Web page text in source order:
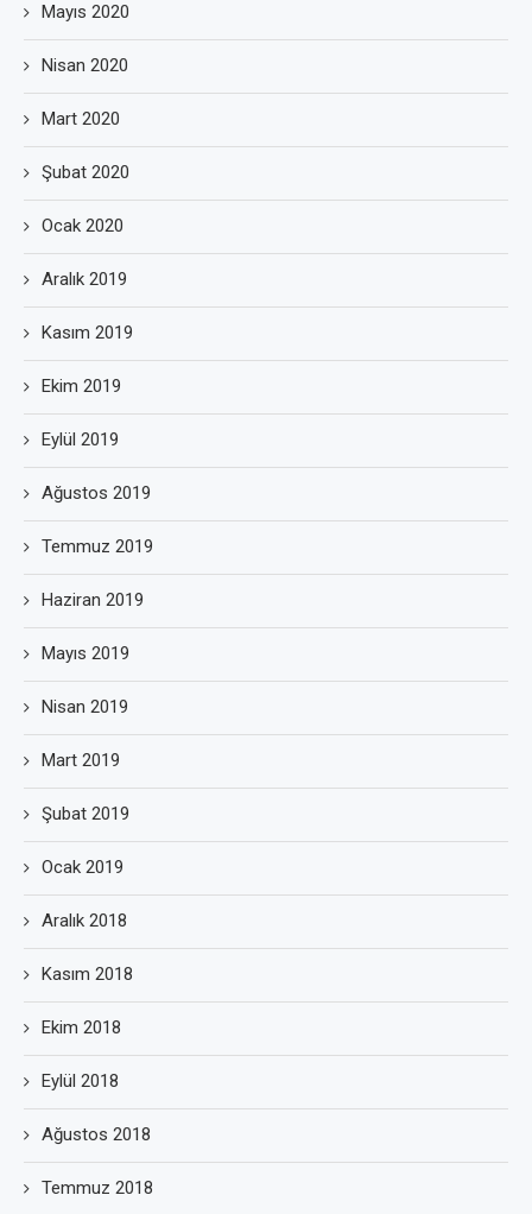
Mayıs 2020
Nisan 2020
Mart 2020
Şubat 2020
Ocak 2020
Aralık 2019
Kasım 2019
Ekim 2019
Eylül 2019
Ağustos 2019
Temmuz 2019
Haziran 2019
Mayıs 2019
Nisan 2019
Mart 2019
Şubat 2019
Ocak 2019
Aralık 2018
Kasım 2018
Ekim 2018
Eylül 2018
Ağustos 2018
Temmuz 2018